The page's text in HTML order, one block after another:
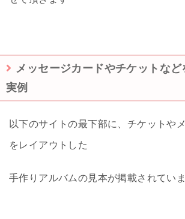
メッセージカードやチケットな
実例
以下のサイトの最下部に、チケットや
をレイアウトした
手作りアルバムの見本が掲載されてい